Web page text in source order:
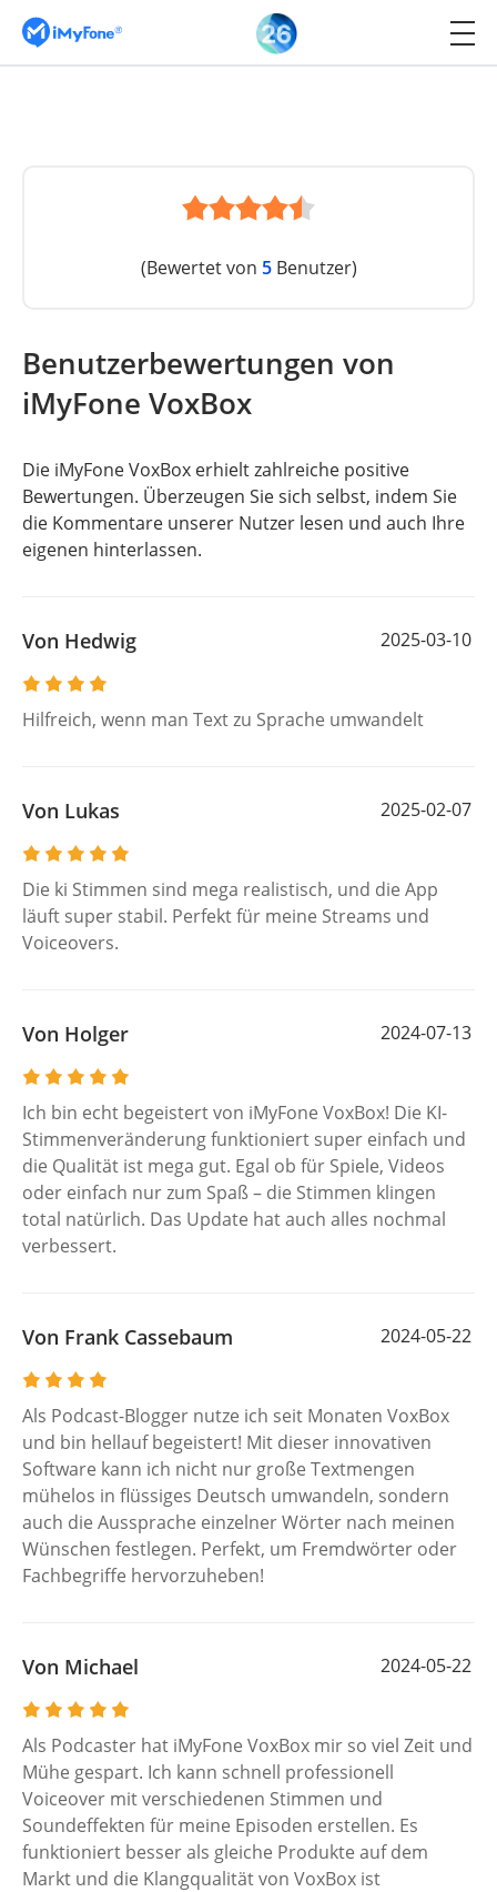
(Bewertet von 5Benutzer)
Benutzerbewertungen von
iMyFone VoxBox
Die iMyFone VoxBox erhielt zahlreiche positive
Bewertungen. Überzeugen Sie sich selbst, indem Sie
die Kommentare unserer Nutzer lesen und auch Ihre
eigenen hinterlassen.
Von Hedwig 2025-03-10
Hilfreich, wenn man Text zu Sprache umwandelt
Von Lukas 2025-02-07
Die ki Stimmen sind mega realistisch, und die App
läuft super stabil. Perfekt für meine Streams und
Voiceovers.
Von Holger 2024-07-13
Ich bin echt begeistert von iMyFone VoxBox! Die KI-
Stimmenveränderung funktioniert super einfach und
die Qualität ist mega gut. Egal ob für Spiele, Videos
oder einfach nur zum Spaß – die Stimmen klingen
total natürlich. Das Update hat auch alles nochmal
verbessert.
Von Frank Cassebaum 2024-05-22
Als Podcast-Blogger nutze ich seit Monaten VoxBox
und bin hellauf begeistert! Mit dieser innovativen
Software kann ich nicht nur große Textmengen
mühelos in flüssiges Deutsch umwandeln, sondern
auch die Aussprache einzelner Wörter nach meinen
Wünschen festlegen. Perfekt, um Fremdwörter oder
Fachbegriffe hervorzuheben!
Von Michael 2024-05-22
Als Podcaster hat iMyFone VoxBox mir so viel Zeit und
Mühe gespart. Ich kann schnell professionell
Voiceover mit verschiedenen Stimmen und
Soundeffekten für meine Episoden erstellen. Es
funktioniert besser als gleiche Produkte auf dem
Markt und die Klangqualität von VoxBox ist